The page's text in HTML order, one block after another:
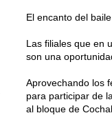
El encanto del
Las filiales que en
son una
Aprovechando los
para participar de
al bloque de